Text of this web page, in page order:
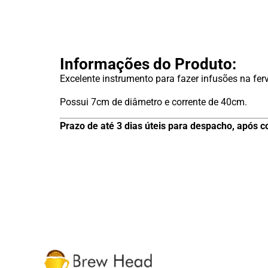
Informações do Produto:
Excelente instrumento para fazer infusões na
Possui 7cm de diâmetro e corrente de 40cm.
Prazo de até 3 dias úteis para despacho, após